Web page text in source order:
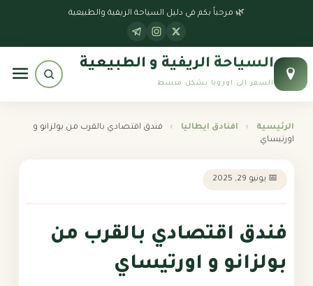
🌿 مرحباً بكم في دليل السياحة الريفية والطبيعية
السياحة الريفية و الطبيعية
السفر الى اوروبا بشكل مبسط
جداول سياحية
بوابة النمسا
بوابة سويسرا
الرئيسية › افنادق ايطاليا ›
فندق اقتصادي بالقرب من بولزانو و
اورتيساي
📅 يونيو 29, 2025
فندق اقتصادي بالقرب من
بولزانو و اورتيساي